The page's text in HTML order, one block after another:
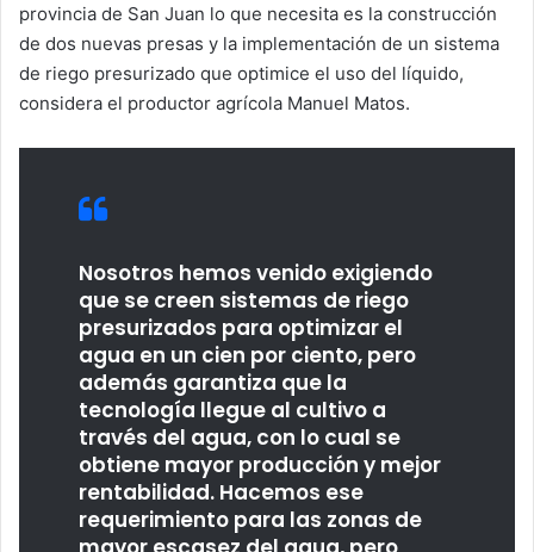
provincia de San Juan lo que necesita es la construcción
de dos nuevas presas y la implementación de un sistema
de riego presurizado que optimice el uso del líquido,
considera el productor agrícola Manuel Matos.
Nosotros hemos venido exigiendo
que se creen sistemas de riego
presurizados para optimizar el
agua en un cien por ciento, pero
además garantiza que la
tecnología llegue al cultivo a
través del agua, con lo cual se
obtiene mayor producción y mejor
rentabilidad. Hacemos ese
requerimiento para las zonas de